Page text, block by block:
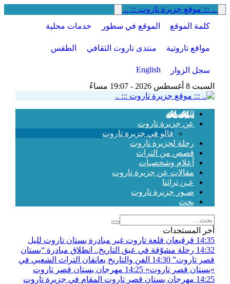
.. ::: موقع جزيرة تاروت ::: ..
كلمة الموقع
الموقع في سطور خدمات محلية
مواقع تاروتية منتدى تاروت الثقافي الطقس
سجل الزوار
English
السبت 8 أغسطس 2026 - 19:07 مساءً
الرئيسية
عن جزيرة تاروت
قالو في جزيرة تاروت
رحلة لجزيرة تاروت
قصص من التراث
أعلام وشخصيات
مقالات عن جزيرة تاروت
عـن تراثنا
صـور جزيرة تاروت
بحث
أخر المستجدات
14:35قرقيعان قلعة تاروت غير مبادرة بستان تاروت لليل
14:32رحلة مشوّقة في عبق التاريخ.. انطلاق مبادرة “بستان
قصر تاروت”14:30الفن والتاريخ يعانقان التراث الشعبي في
«بستان قصر تاروت»14:25مهرجان بستان قصر تاروت
14:25مهرجان بستان قصر تاروت المقام في جزيرة تاروت